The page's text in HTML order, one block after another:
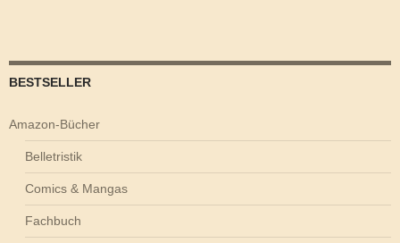
BESTSELLER
Amazon-Bücher
Belletristik
Comics & Mangas
Fachbuch